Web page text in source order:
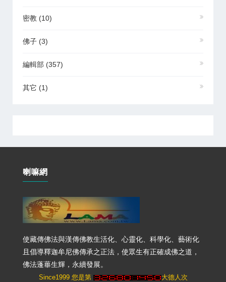
密教 (10)
佛子 (3)
編輯部 (357)
其它 (1)
喇嘛網
使藏傳佛法與漢傳佛教生活化、心靈化、科學化、藝術化
且倡導釋迦牟尼佛傳承之正法，使眾生有正確成佛之道，
佛法蓬蓽生輝，永續發展。
Since1999 您是第 大德人次